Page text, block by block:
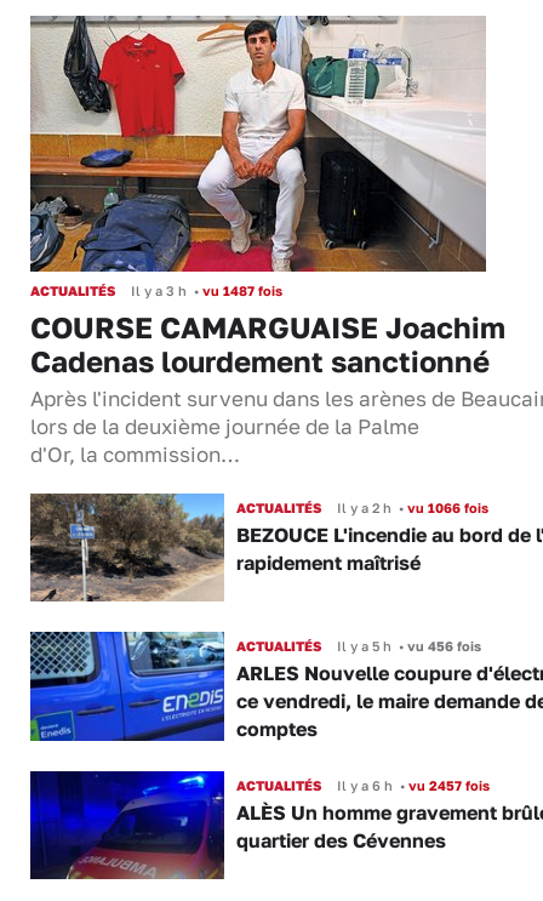
ACTUALITÉS Il y a 3 h • vu 1487 fois
COURSE CAMARGUAISE Joachim
Cadenas lourdement sanctionné
Après l'incident survenu dans les arènes de
lors de la deuxième journée de la Palme
d'Or, la commission…
ACTUALITÉS Il y a 2 h •vu 1066 fois
BEZOUCE L'incendie au bord de
rapidement maîtrisé
ACTUALITÉS Il y a 5 h •vu 456 fois
ARLES Nouvelle coupure
ce vendredi, le maire demande
comptes
ACTUALITÉS Il y a 6 h •vu 2457 fois
ALÈS Un homme gravement
quartier des Cévennes